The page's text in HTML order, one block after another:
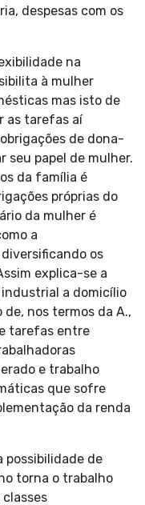
despesas com os
na
à mulher
mas isto de
as tarefas aí
de dona-
seu papel de mulher.
da família é
próprias do
da mulher é
a
os
explica-se a
a domicílio
nos termos da A.,
tarefas entre
e trabalho
que sofre
da renda
possibilidade de
torna o trabalho